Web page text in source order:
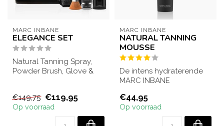
MARC INBANE
ELEGANCE SET
Natural Tanning Spray,
Powder Brush, Glove &
€149,75 €119,95
Op voorraad
MARC INBANE
NATURAL TANNING
MOUSSE
De intens hydraterende
MARC INBANE
creëert direct een energ...
€44,95
Op voorraad